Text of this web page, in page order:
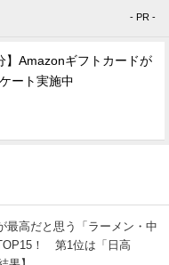
- PR -
】Amazonギフトカードが
ート実施中
最高だと思う「ラーメン・中
！ 第1位は「日高